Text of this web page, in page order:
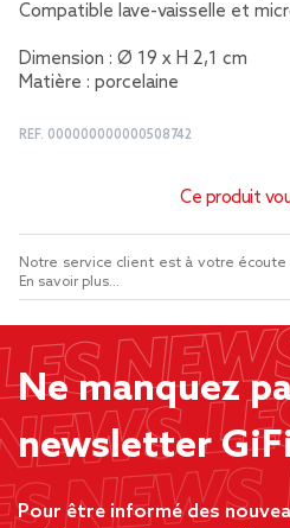
Compatible lave-vaisselle et
Dimension : Ø 19 x H 2,1 cm
Matière : porcelaine
REF. 000000000000508742
Ce produit
Notre service client est à votre écoute
En savoir plus...
Ne manquez
newsletter
Pour être informé des